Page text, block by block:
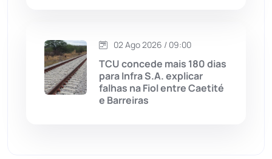
Oliveira dos Brejinhos
Palmas de Monte Alto (260)
02 Ago 2026 / 09:00
TCU concede mais 180 dias
para Infra S.A. explicar
falhas na Fiol entre Caetité
e Barreiras